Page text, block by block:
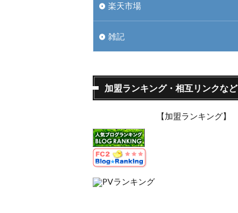
楽天市場
雑記
加盟ランキング・相互リンクなど
【加盟ランキング】